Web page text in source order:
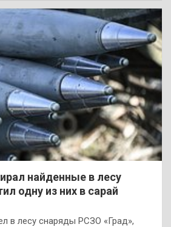
найденные в лесу
одну из них в сарай
в лесу снаряды РСЗО «Град»,